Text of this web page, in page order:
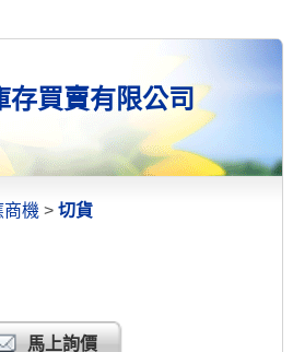
買賣有限公司
商機 > 切貨
馬上詢價